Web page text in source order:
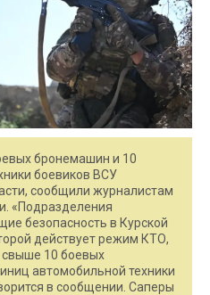
бронемашин и 10
боевиков ВСУ
сообщили журналистам
«Подразделения
безопасность в Курской
действует режим КТО,
свыше 10 боевых
автомобильной техники
в сообщении. Саперы